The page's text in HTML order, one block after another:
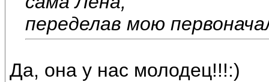
переделав мою
Да, она у нас молодец!!!:)